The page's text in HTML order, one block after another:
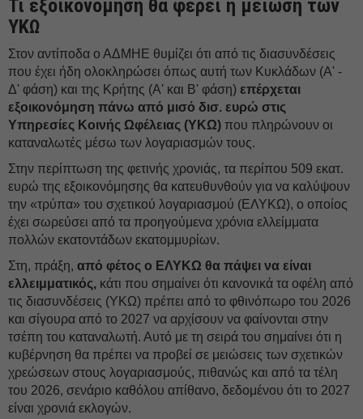
Τι εξοικονόμηση θα φέρει η μείωση των
ΥΚΩ
Στον αντίποδα ο ΑΔΜΗΕ θυμίζει ότι από τις διασυνδέσεις
που έχει ήδη ολοκληρώσει όπως αυτή των Κυκλάδων (Α' -
Δ' φάση) και της Κρήτης (Α' και Β' φάση) επέρχεται
εξοικονόμηση πάνω από μισό δισ. ευρώ στις
Υπηρεσίες Κοινής Ωφέλειας (ΥΚΩ) που πληρώνουν οι
καταναλωτές μέσω των λογαριασμών τους.
Στην περίπτωση της φετινής χρονιάς, τα περίπου 509 εκατ.
ευρώ της εξοικονόμησης θα κατευθυνθούν για να καλύψουν
την «τρύπα» του σχετικού λογαριασμού (ΕΛΥΚΩ), ο οποίος
έχει σωρεύσει από τα προηγούμενα χρόνια ελλείμματα
πολλών εκατοντάδων εκατομμυρίων.
Στη, πράξη, από φέτος ο ΕΛΥΚΩ θα πάψει να είναι
ελλειμματικός, κάτι που σημαίνει ότι κανονικά τα οφέλη από
τις διασυνδέσεις (ΥΚΩ) πρέπει από το φθινόπωρο του 2026
και σίγουρα από το 2027 να αρχίσουν να φαίνονται στην
τσέπη του καταναλωτή. Αυτό με τη σειρά του σημαίνει ότι η
κυβέρνηση θα πρέπει να προβεί σε μειώσεις των σχετικών
χρεώσεων στους λογαριασμούς, πιθανώς και από τα τέλη
του 2026, σενάριο καθόλου απίθανο, δεδομένου ότι το 2027
είναι χρονιά εκλογών.